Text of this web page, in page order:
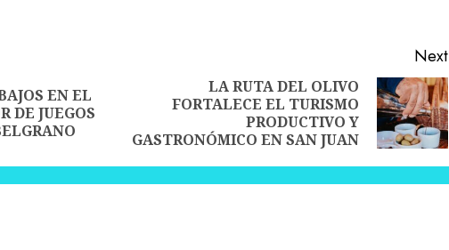
Previous
post:
EN EL
DE JUEGOS
Next
post:
LA RUTA DEL OLIVO
FORTALECE EL TURISMO
PRODUCTIVO Y
GASTRONÓMICO EN SAN JUAN